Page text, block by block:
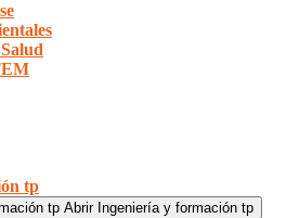
tp
tp Abrir Ingeniería y formación tp